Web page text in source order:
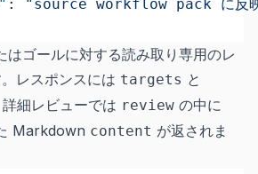
:
"source workflow pack に反映
はゴールに対する読み取り専用のレ
レスポンスには targets と
細レビューでは review の中に
Markdown content が返されま